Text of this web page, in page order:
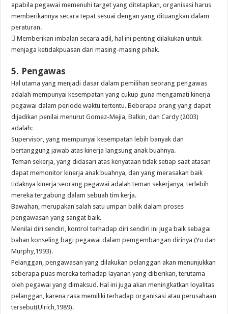
apabila pegawai memenuhi target yang ditetapkan, organisasi harus
memberikannya secara tepat sesuai dengan yang dituangkan dalam
peraturan.
 Memberikan imbalan secara adil, hal ini penting dilakukan untuk
menjaga ketidakpuasan dari masing-masing pihak.
5. Pengawas
Hal utama yang menjadi dasar dalam pemilihan seorang pengawas
adalah mempunyai kesempatan yang cukup guna mengamati kinerja
pegawai dalam periode waktu tertentu. Beberapa orang yang dapat
dijadikan penilai menurut Gomez-Mejia, Balkin, dan Cardy (2003)
adalah:
Supervisor, yang mempunyai kesempatan lebih banyak dan
bertanggung jawab atas kinerja langsung anak buahnya.
Teman sekerja, yang didasari atas kenyataan tidak setiap saat atasan
dapat memonitor kinerja anak buahnya, dan yang merasakan baik
tidaknya kinerja seorang pegawai adalah teman sekerjanya, terlebih
mereka tergabung dalam sebuah tim kerja.
Bawahan, merupakan salah satu umpan balik dalam proses
pengawasan yang sangat baik.
Menilai diri sendiri, kontrol terhadap diri sendiri ini juga baik sebagai
bahan konseling bagi pegawai dalam pemgembangan dirinya (Yu dan
Murphy,1993).
Pelanggan, pengawasan yang dilakukan pelanggan akan menunjukkan
seberapa puas mereka terhadap layanan yang diberikan, terutama
oleh pegawai yang dimaksud. Hal ini juga akan meningkatkan loyalitas
pelanggan, karena rasa memiliki terhadap organisasi atau perusahaan
tersebut(Ulrich,1989).